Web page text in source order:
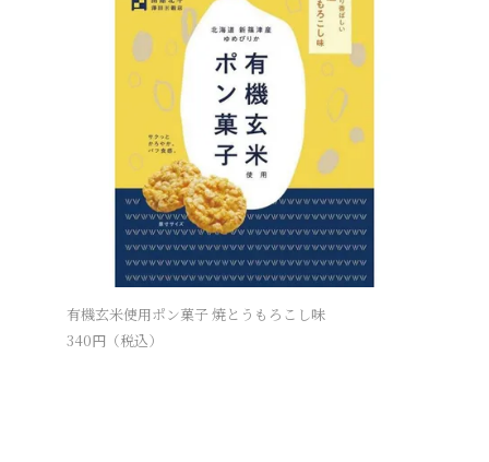
有機玄米使用ポン菓子 焼とうもろこし味
340円（税込）